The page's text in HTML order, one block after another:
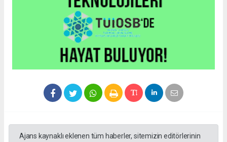
Ajans kaynaklı eklenen tüm haberler, sitemizin editörlerinin